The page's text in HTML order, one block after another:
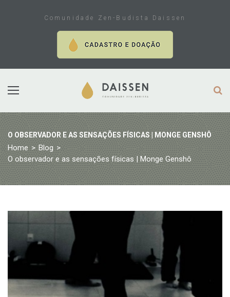
Comunidade Zen-Budista Daissen
O OBSERVADOR E AS SENSAÇÕES FÍSICAS | MONGE GENSHÔ
Home > Blog >
O observador e as sensações físicas | Monge Genshô